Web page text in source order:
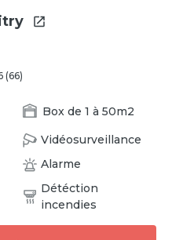
(66)
Boxde 1 à 50m2
Vidéosurveillance
Alarme
Détéction
incendies